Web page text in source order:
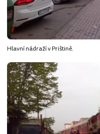
Hlavní nádraží v Prištině.